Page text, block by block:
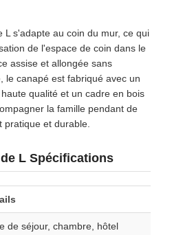
L s'adapte au coin du mur, ce qui
de l'espace de coin dans le
assise et allongée sans
le canapé est fabriqué avec un
qualité et un cadre en bois
la famille pendant de
pratique et durable.
L Spécifications
de séjour, chambre, hôtel